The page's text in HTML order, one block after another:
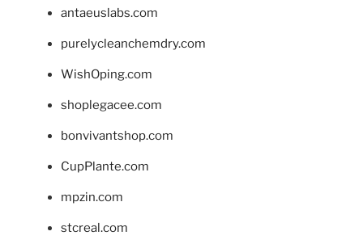
antaeuslabs.com
purelycleanchemdry.com
WishOping.com
shoplegacee.com
bonvivantshop.com
CupPlante.com
mpzin.com
stcreal.com